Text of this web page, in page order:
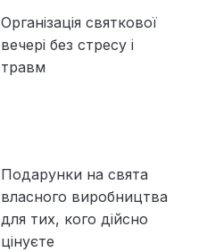
Організація святкової
вечері без стресу і
травм
Подарунки на свята
власного виробництва
для тих, кого дійсно
цінуєте